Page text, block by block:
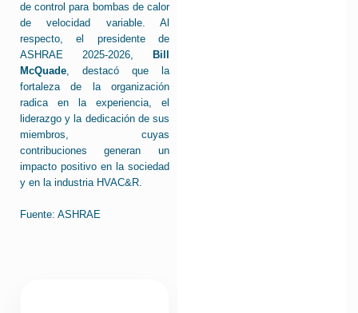
de control para bombas de calor
de velocidad variable. Al
respecto, el presidente de
ASHRAE 2025-2026,
Bill
McQuade, destacó que la
fortaleza de la organización
radica en la experiencia, el
liderazgo y la dedicación de sus
miembros, cuyas
contribuciones generan un
impacto positivo en la sociedad
y en la industria HVAC&R.
Fuente: ASHRAE